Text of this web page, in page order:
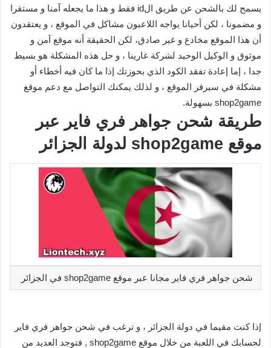
يسمح لك بالشحن عن طريق الid فقط و هذا ما يجعله آمنا و مستقرا
و مضمونا ، لكن أحيانا يواجه اللاعبون مشاكل في الموقع ، و يعتقدون
أن هذا الموقع مخادع و غير صادق، لكن الحقيقة أنه موقع آمن و
موثوق و الوكيل الوحيد لشركة غارينا ، و حل هذه المشكلة هو بسيط
جدا ، إما إعادة تفقد الكود الذي بحوزتك إذا ما كان فيه أخطاء أو
مشكلة في سيرفر الموقع ، و لذلك يمكنك التواصل مع دعم موقع
shop2game بسهولة.
طريقة شحن جواهر فري فاير عبر
موقع shop2game لدولة الجزائر
شحن جواهر فري فاير مجانا عبر موقع shop2game في الجزائر
إذا كنت مقيما في دولة الجزائر ، و ترغب في شحن جواهر فري فاير
لحسابك في اللعبة من خلال موقع shop2game , فتوجد العديد من